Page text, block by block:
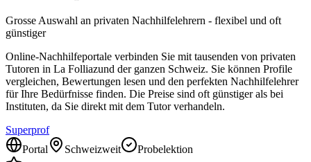
Grosse Auswahl an privaten Nachhilfelehrern - flexibel und oft
günstiger
Online-Nachhilfeportale verbinden Sie mit tausenden von privaten
Tutoren in La Folliazund der ganzen Schweiz. Sie können Profile
vergleichen, Bewertungen lesen und den perfekten Nachhilfelehrer
für Ihre Bedürfnisse finden. Die Preise sind oft günstiger als bei
Instituten, da Sie direkt mit dem Tutor verhandeln.
Superprof
Portal
Schweizweit
Probelektion